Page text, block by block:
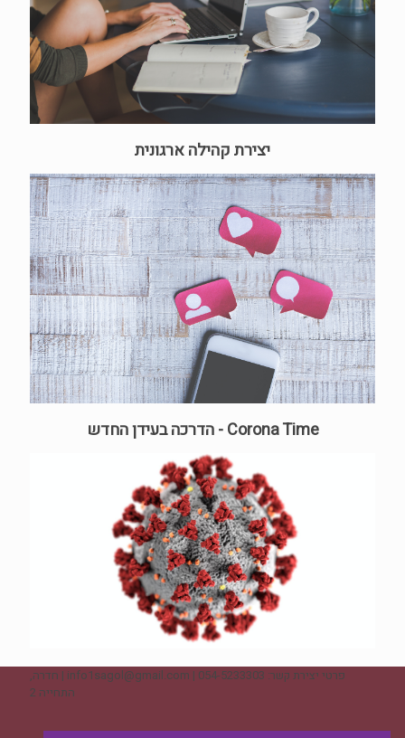
יצירת קהילה ארגונית
Corona Time - הדרכה בעידן החדש
פרטי יצירת קשר: 054-5233303 | info1sagol@gmail.com | חדרה,
התחייה 2